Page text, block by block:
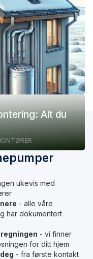
Alt du
ukevis med
- alle våre
har dokumentert
- vi finner
for ditt hjem
- fra første kontakt